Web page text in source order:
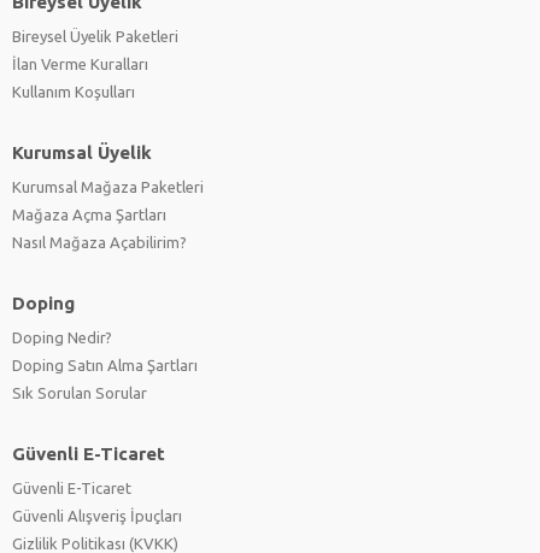
Bireysel Üyelik Paketleri
İlan Verme Kuralları
Kullanım Koşulları
Kurumsal Üyelik
Kurumsal Mağaza Paketleri
Mağaza Açma Şartları
Nasıl Mağaza Açabilirim?
Doping
Doping Nedir?
Doping Satın Alma Şartları
Sık Sorulan Sorular
Güvenli E-Ticaret
Güvenli E-Ticaret
Güvenli Alışveriş İpuçları
Gizlilik Politikası (KVKK)